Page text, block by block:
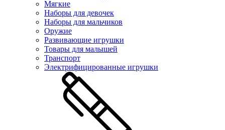
Мягкие
Наборы для девочек
Наборы для мальчиков
Оружие
Развивающие игрушки
Товары для малышей
Транспорт
Электрифицированные игрушки